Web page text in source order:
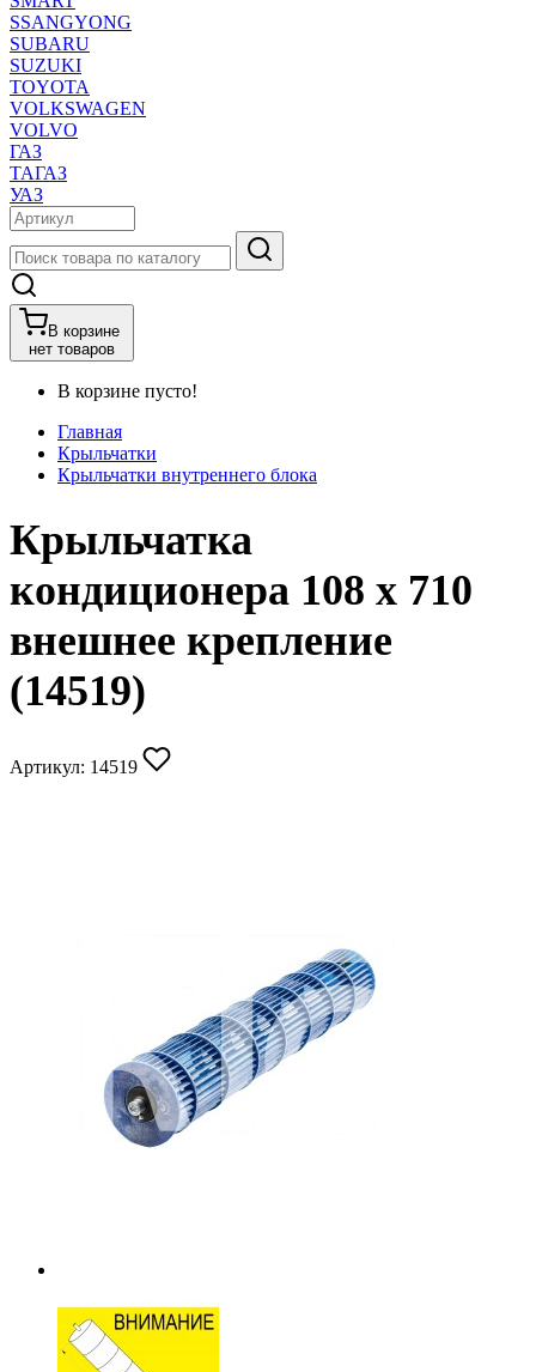
SSANGYONG
SUBARU
SUZUKI
TOYOTA
VOLKSWAGEN
VOLVO
ГАЗ
ТАГАЗ
УАЗ
В корзине
нет товаров
В корзине пусто!
Главная
Крыльчатки
Крыльчатки внутреннего блока
Крыльчатка
кондиционера 108 x 710
внешнее крепление
(14519)
Артикул: 14519